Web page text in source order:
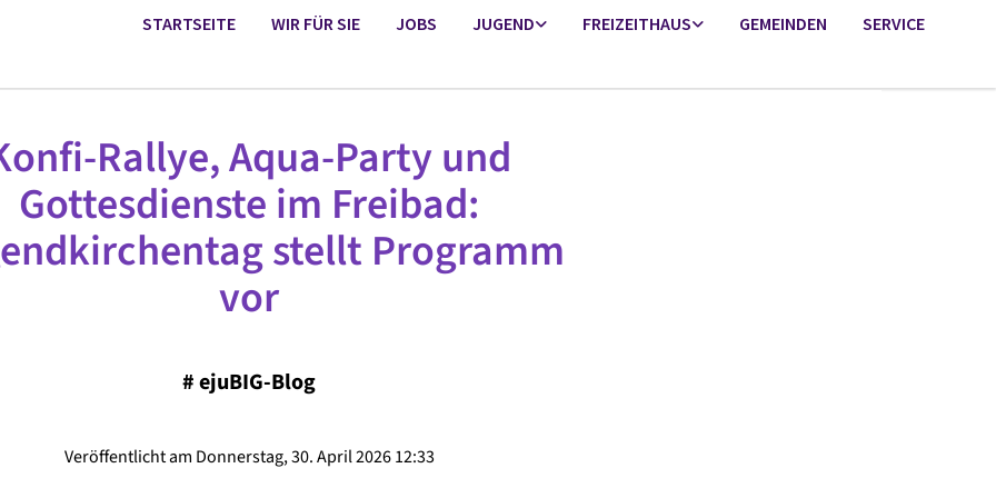
STARTSEITE WIR FÜR SIE JOBS JUGEND FREIZEITHAUS GEMEINDEN SERVICE
Rallye, Aqua-Party und
Gottesdienste im Freibad:
stellt Programm
vor
#ejuBIG-Blog
Veröffentlicht am Donnerstag, 30. April 2026 12:33